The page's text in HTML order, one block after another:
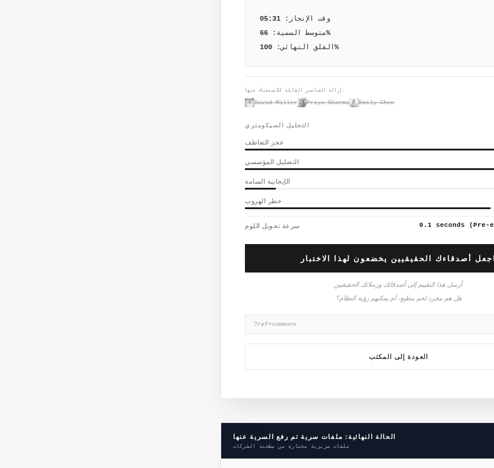
وقت الإنجاز: 05:31
متوسط السمية:
66 %
القلق النهائي:
100 %
إزالة العناصر القابلة للاستغناء عنها:
David Miller
Priya Sharma Emily Chen
التحليل السيكومتري
عجز التعاطف
التضليل المؤسسي
الإيجابية السامة
خطر الهروب
سرعة تحويل اللوم 0.1 seconds (Pre-
اجعل أصدقاءك الحقيقيين يخضعون لهذا الاختبار
أرسل هذا التقييم إلى أصدقائك وزملائك الحقيقيين.
هل هم مجرد لحم مطيع، أم يمكنهم رؤية النظام؟
?ref=summons
العودة إلى المكتب
الحالة النهائية: ملفات سرية تم رفع السرية عنها
ملفات سريرية مختارة من مطحنة الشركات